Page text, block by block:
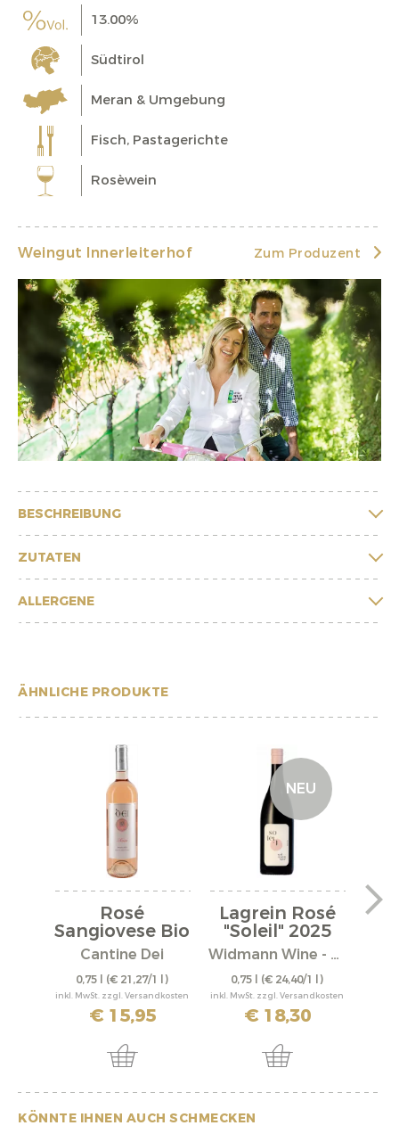
13.00%
Südtirol
Meran & Umgebung
Fisch, Pastagerichte
Rosèwein
Weingut Innerleiterhof Zum Produzent
BESCHREIBUNG
ZUTATEN
ALLERGENE
ÄHNLICHE PRODUKTE
Rosé
Sangiovese Bio
2024
Cantine Dei
0,75 l (€ 21,27/1 l)
inkl. MwSt. zzgl. Versandkosten
€ 15,95
NEU
Lagrein Rosé
"Soleil" 2025
Widmann Wine - Angelinihof
0,75 l (€ 24,40/1 l)
inkl. MwSt. zzgl. Versandkosten
€ 18,30
KÖNNTE IHNEN AUCH SCHMECKEN